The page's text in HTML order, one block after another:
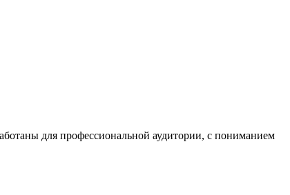
для профессиональной аудитории, с пониманием